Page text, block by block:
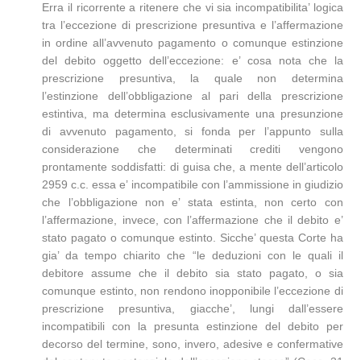
Erra il ricorrente a ritenere che vi sia incompatibilita’ logica
tra l’eccezione di prescrizione presuntiva e l’affermazione
in ordine all’avvenuto pagamento o comunque estinzione
del debito oggetto dell’eccezione: e’ cosa nota che la
prescrizione presuntiva, la quale non determina
l’estinzione dell’obbligazione al pari della prescrizione
estintiva, ma determina esclusivamente una presunzione
di avvenuto pagamento, si fonda per l’appunto sulla
considerazione che determinati crediti vengono
prontamente soddisfatti: di guisa che, a mente dell’articolo
2959 c.c. essa e’ incompatibile con l’ammissione in giudizio
che l’obbligazione non e’ stata estinta, non certo con
l’affermazione, invece, con l’affermazione che il debito e’
stato pagato o comunque estinto. Sicche’ questa Corte ha
gia’ da tempo chiarito che “le deduzioni con le quali il
debitore assume che il debito sia stato pagato, o sia
comunque estinto, non rendono inopponibile l’eccezione di
prescrizione presuntiva, giacche’, lungi dall’essere
incompatibili con la presunta estinzione del debito per
decorso del termine, sono, invero, adesive e confermative